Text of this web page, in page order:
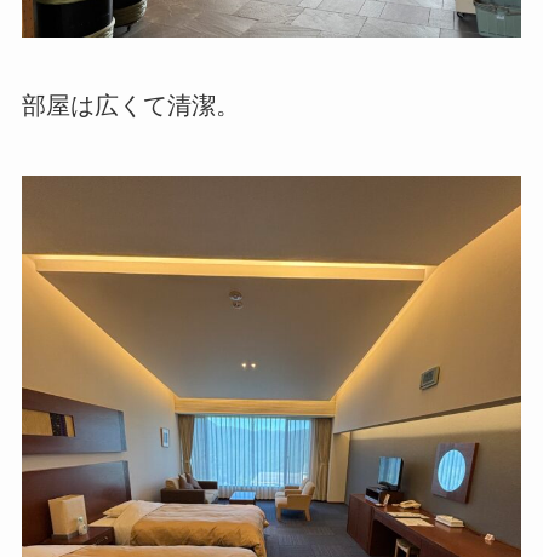
部屋は広くて清潔。